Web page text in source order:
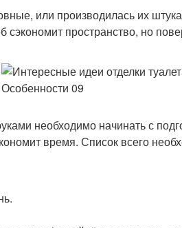
или производилась их
сэкономит пространство, но
необходимо начинать с
время. Список всего